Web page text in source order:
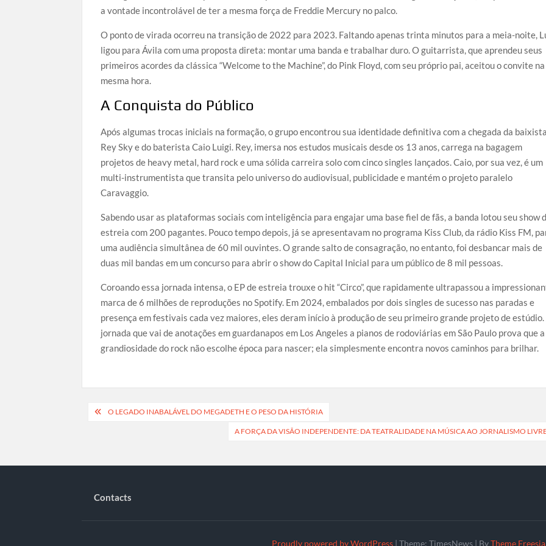
a vontade incontrolável de ter a mesma força de Freddie Mercury no palco.
O ponto de virada ocorreu na transição de 2022 para 2023. Faltando apenas trinta minutos para a meia-noite,
ligou para Ávila com uma proposta direta: montar uma banda e trabalhar duro. O guitarrista, que aprendeu seus
primeiros acordes da clássica “Welcome to the Machine”, do Pink Floyd, com seu próprio pai, aceitou o convite na
mesma hora.
A Conquista do Público
Após algumas trocas iniciais na formação, o grupo encontrou sua identidade definitiva com a chegada da baixista
Rey Sky e do baterista Caio Luigi. Rey, imersa nos estudos musicais desde os 13 anos, carrega na bagagem
projetos de heavy metal, hard rock e uma sólida carreira solo com cinco singles lançados. Caio, por sua vez, é um
multi-instrumentista que transita pelo universo do audiovisual, publicidade e mantém o projeto paralelo
Caravaggio.
Sabendo usar as plataformas sociais com inteligência para engajar uma base fiel de fãs, a banda lotou seu show
estreia com 200 pagantes. Pouco tempo depois, já se apresentavam no programa Kiss Club, da rádio Kiss FM,
uma audiência simultânea de 60 mil ouvintes. O grande salto de consagração, no entanto, foi desbancar mais de
duas mil bandas em um concurso para abrir o show do Capital Inicial para um público de 8 mil pessoas.
Coroando essa jornada intensa, o EP de estreia trouxe o hit “Circo”, que rapidamente ultrapassou a
marca de 6 milhões de reproduções no Spotify. Em 2024, embalados por dois singles de sucesso nas paradas e
presença em festivais cada vez maiores, eles deram início à produção de seu primeiro grande projeto de estúdio.
jornada que vai de anotações em guardanapos em Los Angeles a pianos de rodoviárias em São Paulo prova que a
grandiosidade do rock não escolhe época para nascer; ela simplesmente encontra novos caminhos para brilhar.
Navegação
O LEGADO INABALÁVEL DO MEGADETH E O PESO DA HISTÓRIA
A FORÇA DA VISÃO INDEPENDENTE: DA TEATRALIDADE NA MÚSICA AO JORNALISMO
Contacts
Proudly powered by WordPress | Theme: TimesNews | ByTheme Freesia